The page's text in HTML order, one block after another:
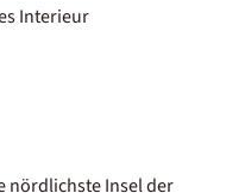
Interieur
nördlichste Insel der